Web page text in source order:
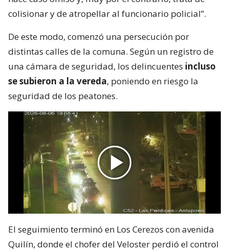
colisionar y de atropellar al funcionario policial”.
De este modo, comenzó una persecución por
distintas calles de la comuna. Según un registro de
una cámara de seguridad, los delincuentes incluso
se subieron a la vereda, poniendo en riesgo la
seguridad de los peatones.
El seguimiento terminó en Los Cerezos con avenida
Quilín, donde el chofer del Veloster perdió el control